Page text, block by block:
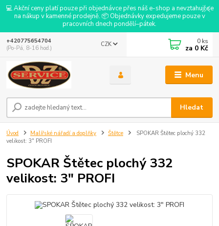
💻 Akční ceny platí pouze při objednávce přes náš e-shop a nevztahují se
na nákup v kamenné prodejně. 📦 Objednávky expedujeme pouze v
pracovních dnech pondělí–pátek.
Menu
CZK
Hledat
+420775654704
(Po-Pá, 8-16 hod.)
0 ks
za 0 Kč
Úvod Malířské nářadí a doplňky Štětce
SPOKAR Štětec plochý 332
velikost: 3" PROFI
SPOKAR Štětec plochý 332
velikost: 3" PROFI